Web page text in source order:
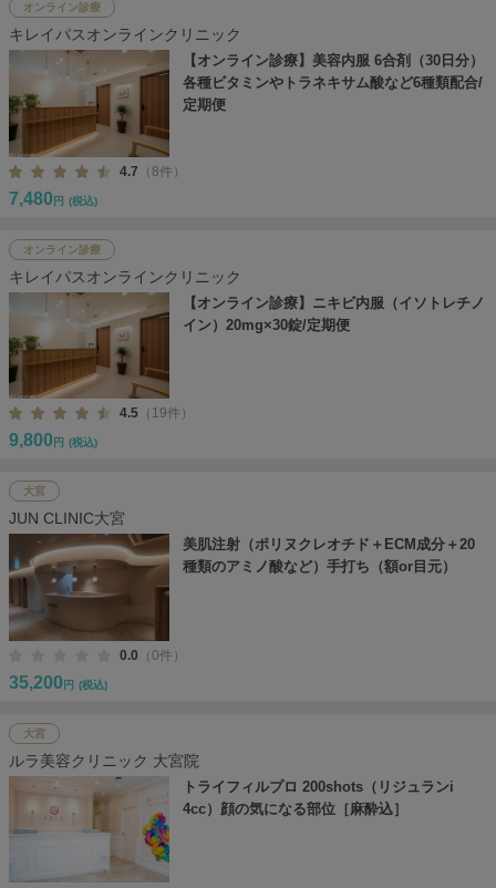
オンライン診療
キレイパスオンラインクリニック
【オンライン診療】美容内服 6合剤（30日分）
各種ビタミンやトラネキサム酸など6種類配合/
定期便
4.7 （8件）
7,480 円 (税込)
オンライン診療
キレイパスオンラインクリニック
【オンライン診療】ニキビ内服（イソトレチノ
イン）20mg×30錠/定期便
4.5 （19件）
9,800 円 (税込)
大宮
JUN CLINIC大宮
美肌注射（ポリヌクレオチド＋ECM成分＋20
種類のアミノ酸など）手打ち（額or目元）
0.0 （0件）
35,200 円 (税込)
大宮
ルラ美容クリニック 大宮院
トライフィルプロ 200shots（リジュランi
4cc）顔の気になる部位［麻酔込］